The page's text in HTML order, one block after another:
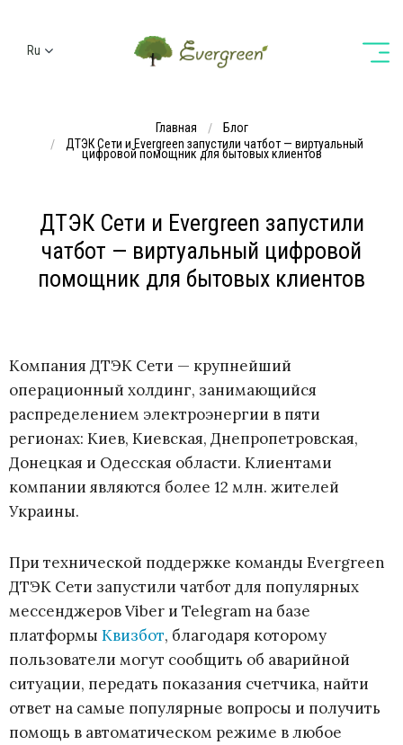
Ru
Главная
Блог
ДТЭК Сети и Evergreen запустили чатбот — виртуальный
цифровой помощник для бытовых клиентов
ДТЭК Сети и Evergreen запустили
чатбот — виртуальный цифровой
помощник для бытовых клиентов
Компания ДТЭК Сети — крупнейший
операционный холдинг, занимающийся
распределением электроэнергии в пяти
регионах: Киев, Киевская, Днепропетровская,
Донецкая и Одесская области. Клиентами
компании являются более 12 млн. жителей
Украины.
При технической поддержке команды Evergreen
ДТЭК Сети запустили чатбот для популярных
мессенджеров Viber и Telegram на базе
платформы Квизбот, благодаря которому
пользователи могут сообщить об аварийной
ситуации, передать показания счетчика, найти
ответ на самые популярные вопросы и получить
помощь в автоматическом режиме в любое